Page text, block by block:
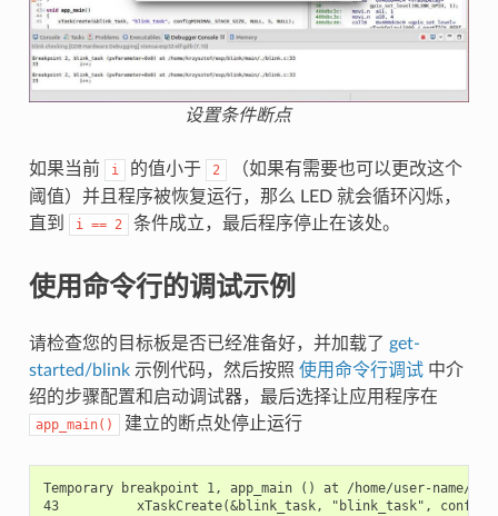
设置条件断点
如果当前 i 的值小于 2
（如果有需要也可以更改这个
阈值）并且程序被恢复运行，那么 LED 就会循环闪烁，
直到
i == 2 条件成立，最后程序停止在该处。
使用命令行的调试示例
请检查您的目标板是否已经准备好，并加载了 get-
started/blink示例代码，然后按照 使用命令行调试中介
绍的步骤配置和启动调试器，最后选择让应用程序在
app_main() 建立的断点处停止运行
Temporary breakpoint 1, app_main () at /home/user-name/
43          xTaskCreate(&blink_task, "blink_task",